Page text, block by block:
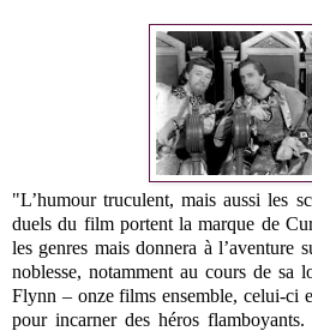
"L’humour truculent, mais aussi les
duels du film portent la marque de
les genres mais donnera à l’aventure
noblesse, notamment au cours de sa
Flynn – onze films ensemble, celui-ci
pour incarner des héros